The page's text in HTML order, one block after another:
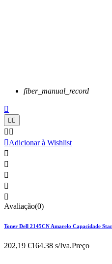
fiber_manual_record


 
Adicionar à Wishlist





Avaliação(0)
Toner Dell 2145CN Amarelo Capacidade
202,19 €164.38 s/Iva.Preço